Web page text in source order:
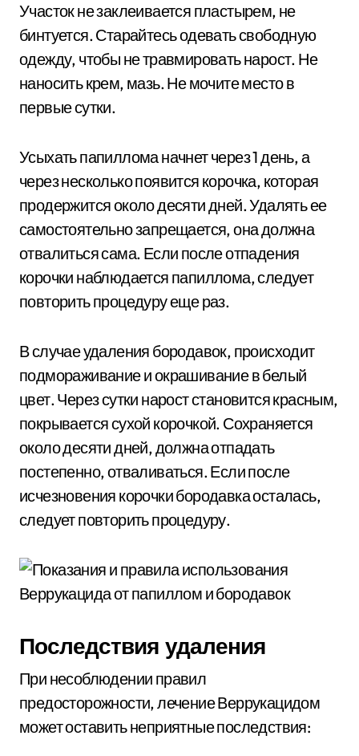
Участок не заклеивается пластырем, не
бинтуется. Старайтесь одевать свободную
одежду, чтобы не травмировать нарост. Не
наносить крем, мазь. Не мочите место в
первые сутки.
Усыхать папиллома начнет через 1 день, а
через несколько появится корочка, которая
продержится около десяти дней. Удалять ее
самостоятельно запрещается, она должна
отвалиться сама. Если после отпадения
корочки наблюдается папиллома, следует
повторить процедуру еще раз.
В случае удаления бородавок, происходит
подмораживание и окрашивание в белый
цвет. Через сутки нарост становится красным,
покрывается сухой корочкой. Сохраняется
около десяти дней, должна отпадать
постепенно, отваливаться. Если после
исчезновения корочки бородавка осталась,
следует повторить процедуру.
Последствия удаления
При несоблюдении правил
предосторожности, лечение Веррукацидом
может оставить неприятные последствия: